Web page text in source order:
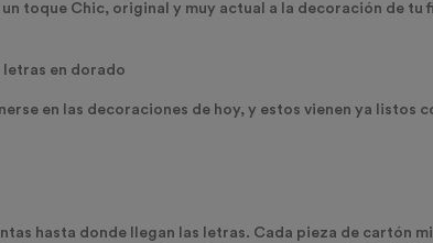
toque Chic, original y muy actual a la decoración de tu
letras en dorado
en las decoraciones de hoy, y estos vienen ya listos
hasta donde llegan las letras. Cada pieza de cartón